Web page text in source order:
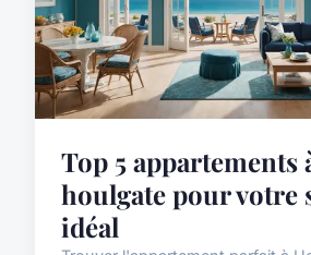
Top 5 appartements
houlgate pour votre
idéal